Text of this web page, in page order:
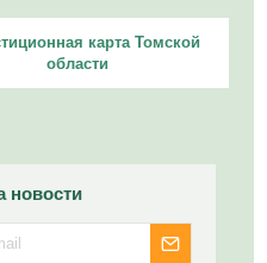
карта Томской
области
новости